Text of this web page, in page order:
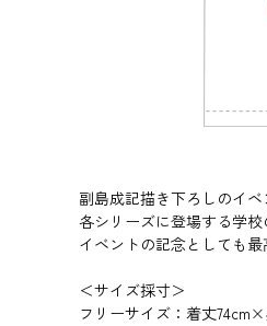
副島成記描き下ろしのイ
各シリーズに登場する学
イベントの記念としても
＜サイズ採寸＞
フリーサイズ：着丈